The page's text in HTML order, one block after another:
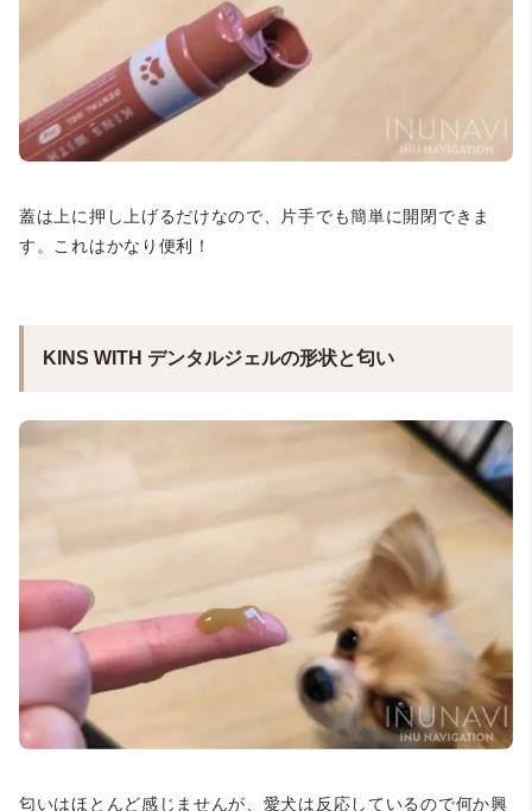
蓋は上に押し上げるだけなので、片手でも簡単に開閉できま
す。これはかなり便利！
KINS WITH デンタルジェルの形状と匂い
匂いはほとんど感じませんが、愛犬は反応しているので何か興